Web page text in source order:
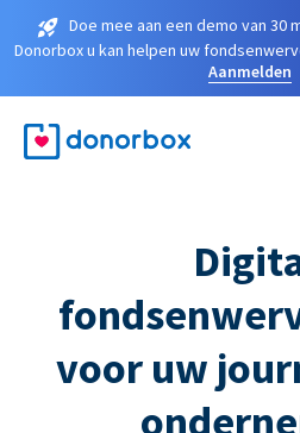
Doe mee aan een demo van 30
Donorbox u kan helpen uw
Aanmelden
voor uw